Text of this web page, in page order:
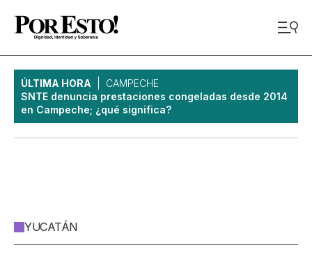
ÚLTIMA HORA
CAMPECHE
SNTE denuncia prestaciones congeladas desde 2014
en Campeche; ¿qué significa?
YUCATÁN